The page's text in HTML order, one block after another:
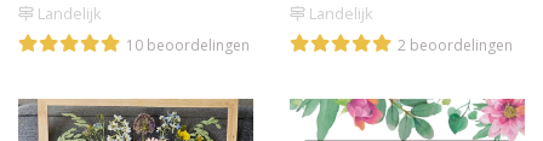
Landelijk
10 beoordelingen
Landelijk
2 beoordelingen